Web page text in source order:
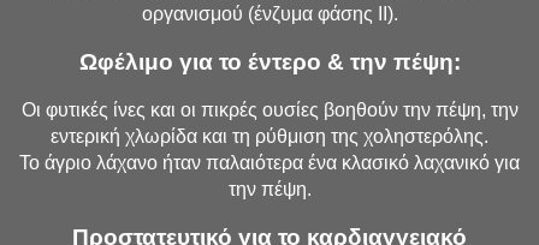
οργανισμού (ένζυμα φάσης ΙΙ).
Ωφέλιμο για το έντερο & την πέψη:
Οι φυτικές ίνες και οι πικρές ουσίες βοηθούν την πέψη, την
εντερική χλωρίδα και τη ρύθμιση της χοληστερόλης.
Το άγριο λάχανο ήταν παλαιότερα ένα κλασικό λαχανικό για
την πέψη.
Προστατευτικό για το καρδιαγγειακό